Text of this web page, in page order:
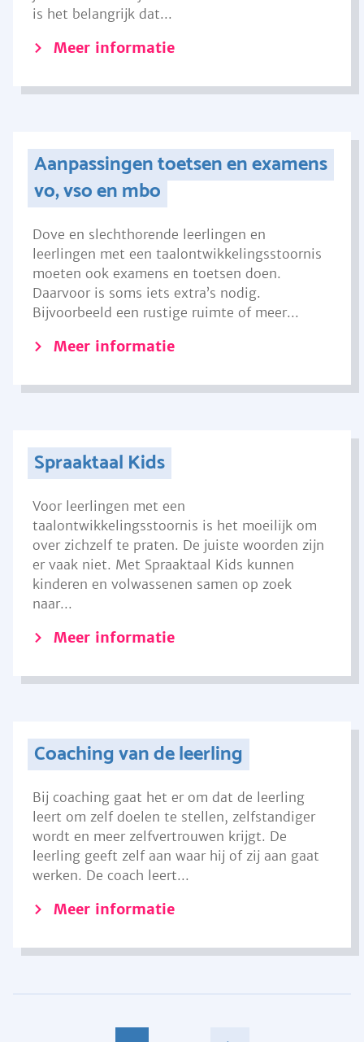
is het belangrijk dat...
Meer informatie
Aanpassingen toetsen en examens
vo, vso en mbo
Dove en slechthorende leerlingen en
leerlingen met een taalontwikkelingsstoornis
moeten ook examens en toetsen doen.
Daarvoor is soms iets extra’s nodig.
Bijvoorbeeld een rustige ruimte of meer...
Meer informatie
Spraaktaal Kids
Voor leerlingen met een
taalontwikkelingsstoornis is het moeilijk om
over zichzelf te praten. De juiste woorden zijn
er vaak niet. Met Spraaktaal Kids kunnen
kinderen en volwassenen samen op zoek
naar...
Meer informatie
Coaching van de leerling
Bij coaching gaat het er om dat de leerling
leert om zelf doelen te stellen, zelfstandiger
wordt en meer zelfvertrouwen krijgt. De
leerling geeft zelf aan waar hij of zij aan gaat
werken. De coach leert...
Meer informatie